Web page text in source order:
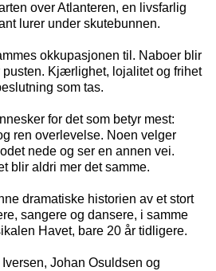
over Atlanteren, en livsfarlig
lurer under skutebunnen.
okkupasjonen til. Naboer blir
Kjærlighet, lojalitet og frihet
som tas.
for det som betyr mest:
ren overlevelse. Noen velger
nede og ser en annen vei.
blir aldri mer det samme.
dramatiske historien av et stort
sangere og dansere, i samme
Havet, bare 20 år tidligere.
Johan Osuldsen og